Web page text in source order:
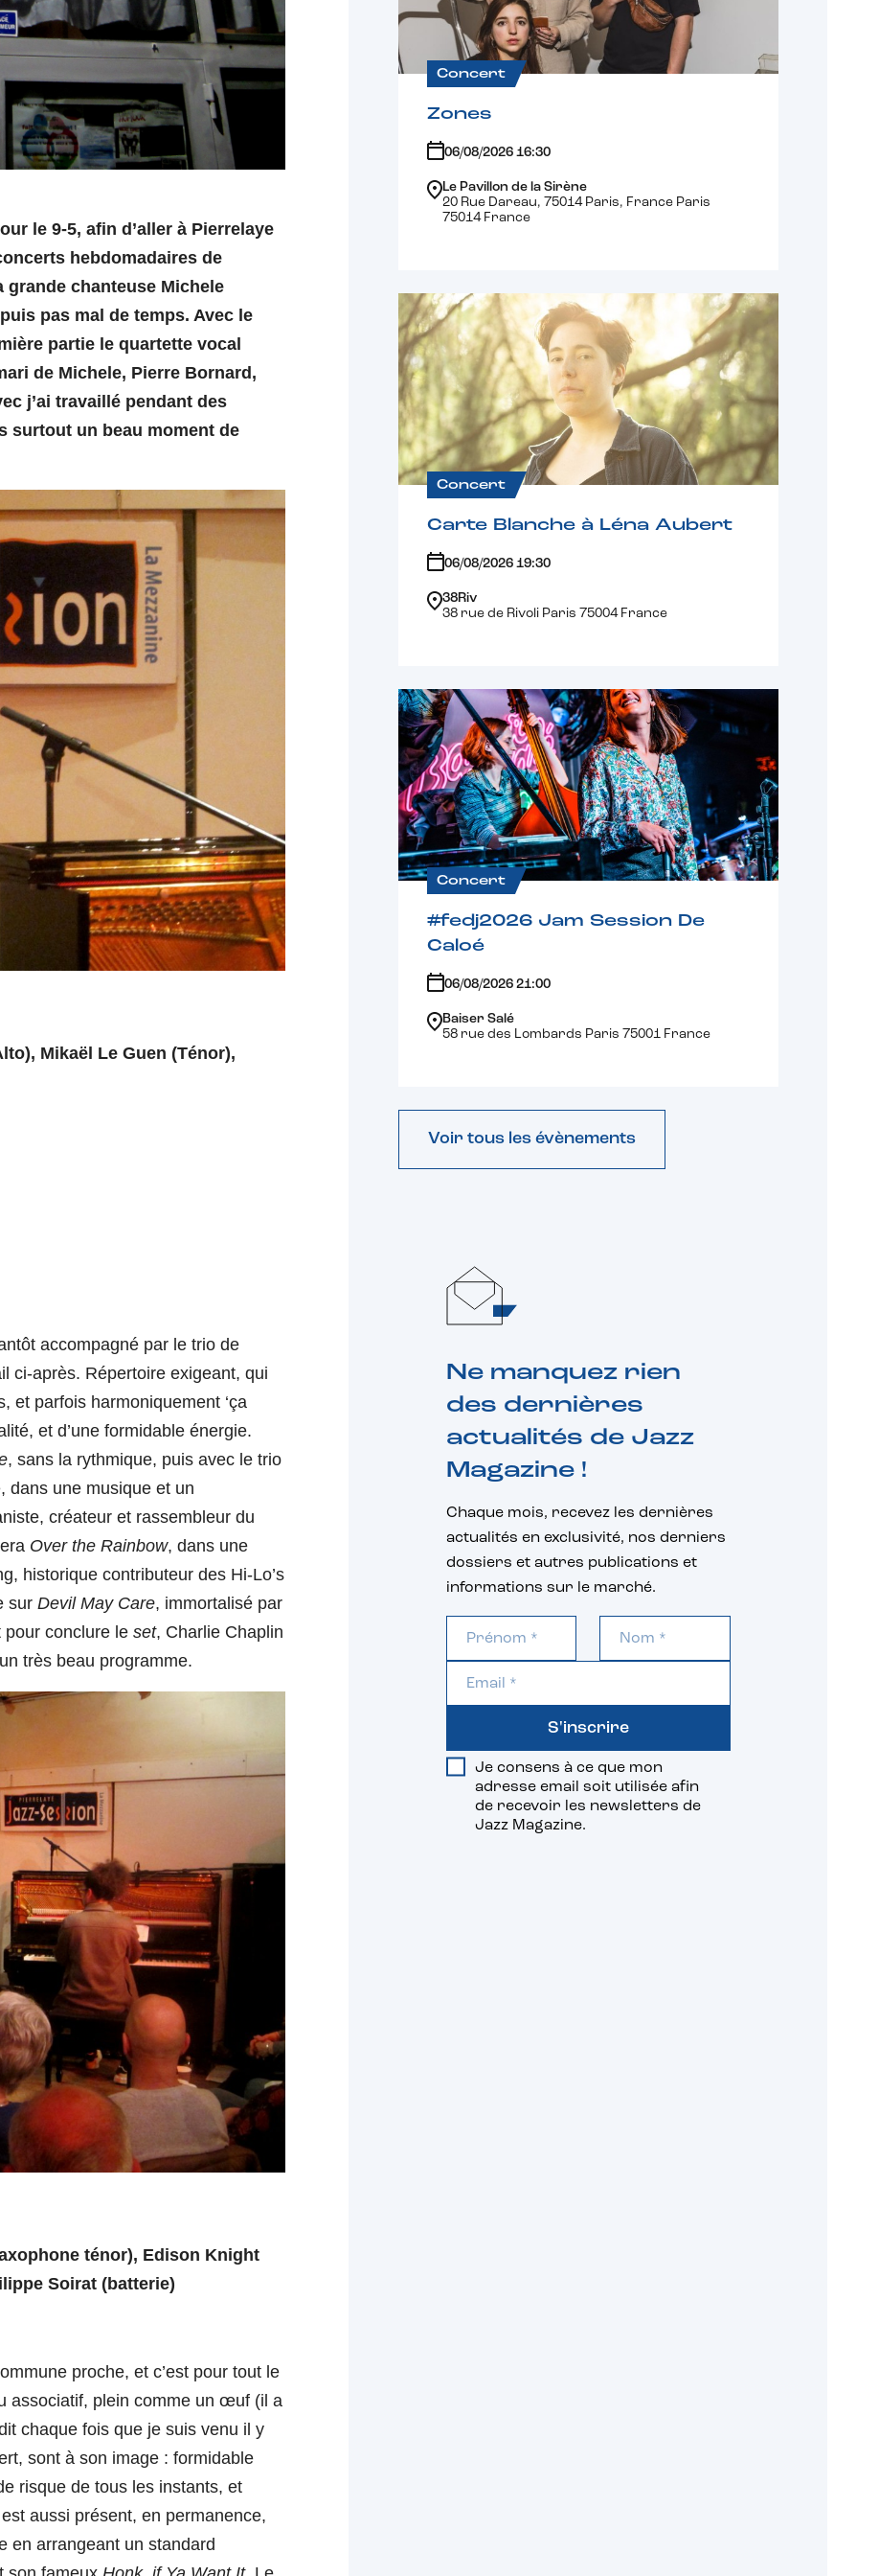
le 9-5, afin d’aller à Pierrelaye
hebdomadaires de
grande chanteuse Michele
pas mal de temps. Avec le
partie le quartette vocal
de Michele, Pierre Bornard,
j’ai travaillé pendant des
surtout un beau moment de
Mikaël Le Guen (Ténor),
accompagné par le trio de
ci-après. Répertoire exigeant, qui
et parfois harmoniquement ‘ça
et d’une formidable énergie.
, sans la rythmique, puis avec le trio
dans une musique et un
créateur et rassembleur du
Over the Rainbow, dans une
historique contributeur des Hi-Lo’s
sur Devil May Care, immortalisé par
pour conclure le set, Charlie Chaplin
très beau programme.
ténor), Edison Knight
Soirat (batterie)
proche, et c’est pour tout le
associatif, plein comme un œuf (il a
chaque fois que je suis venu il y
sont à son image : formidable
risque de tous les instants, et
est aussi présent, en permanence,
en arrangeant un standard
Concert
Zones
06/08/2026 16:30
Le Pavillon de la Sirène
20 Rue Dareau, 75014 Paris, France Paris
75014 France
Concert
Carte Blanche à Léna Aubert
06/08/2026 19:30
38Riv
38 rue de Rivoli Paris 75004 France
Concert
#fedj2026 Jam Session De
Caloé
06/08/2026 21:00
Baiser Salé
58 rue des Lombards Paris 75001 France
Voir tous les évènements
Ne manquez rien
des dernières
actualités de Jazz
Magazine !
Chaque mois, recevez les dernières
actualités en exclusivité, nos derniers
dossiers et autres publications et
informations sur le marché.
Je consens à ce que mon
adresse email soit utilisée afin
de recevoir les newsletters de
Jazz Magazine.
S'inscrire